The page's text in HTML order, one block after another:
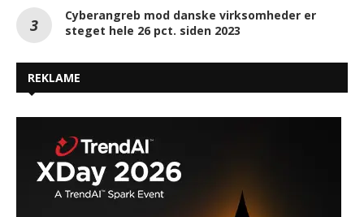
Cyberangreb mod danske virksomheder er
steget hele 26 pct. siden 2023
REKLAME